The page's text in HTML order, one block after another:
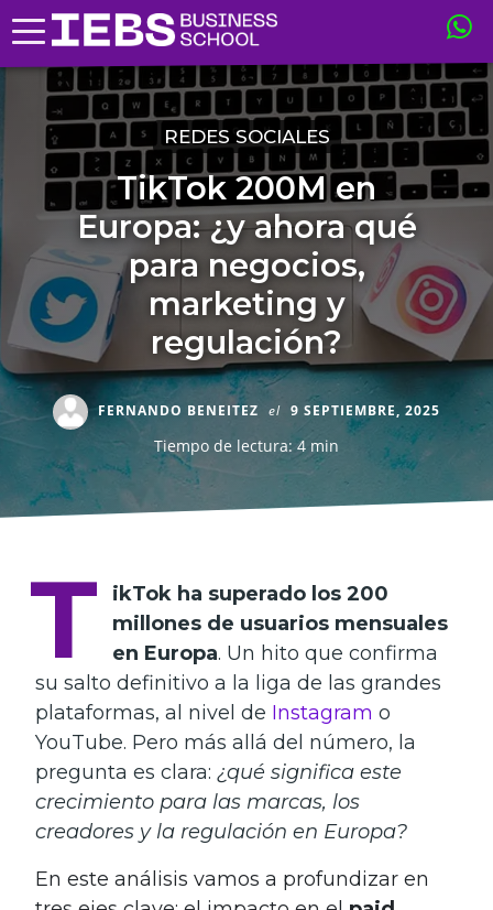
REDES SOCIALES
TikTok 200M en
Europa: ¿y ahora qué
para negocios,
marketing y
regulación?
FERNANDO BENEITEZ el 9 SEPTIEMBRE, 2025
Tiempo de lectura: 4 min
T
ikTok ha superado los 200
millones de usuarios mensuales
en Europa. Un hito que confirma
su salto definitivo a la liga de las grandes
plataformas, al nivel de Instagram o
YouTube. Pero más allá del número, la
pregunta es clara: ¿qué significa este
crecimiento para las marcas, los
creadores y la regulación en Europa?
En este análisis vamos a profundizar en